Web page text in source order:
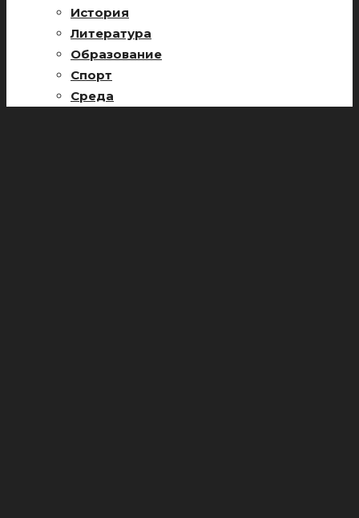
История
Литература
Образование
Спорт
Среда